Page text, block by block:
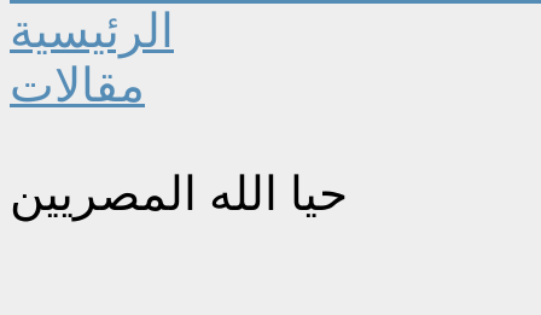
الرئيسية
مقالات
حيا الله المصريين